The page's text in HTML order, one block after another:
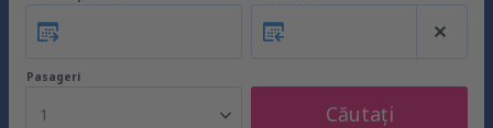
Pasageri
1 Căutați